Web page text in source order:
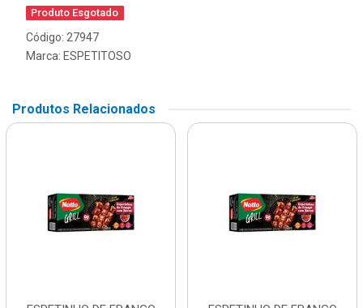
Produto Esgotado
Código: 27947
Marca: ESPETITOSO
Produtos Relacionados